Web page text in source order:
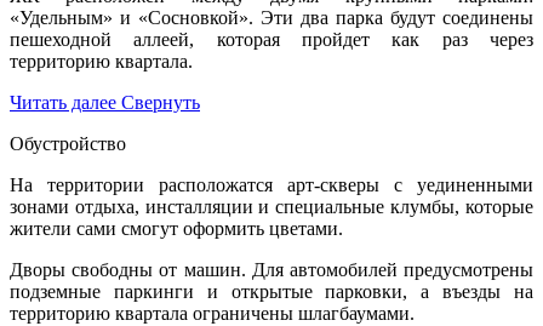
«Удельным» и «Сосновкой». Эти два парка будут соединены
пешеходной аллеей, которая пройдет как раз через
территорию квартала.
Читать далее Свернуть
Обустройство
На территории расположатся арт-скверы с уединенными
зонами отдыха, инсталляции и специальные клумбы, которые
жители сами смогут оформить цветами.
Дворы свободны от машин. Для автомобилей предусмотрены
подземные паркинги и открытые парковки, а въезды на
территорию квартала ограничены шлагбаумами.